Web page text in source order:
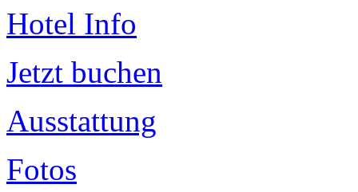
Hotel Info
Jetzt buchen
Ausstattung
Fotos